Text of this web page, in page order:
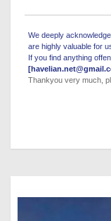
We deeply
are highly valuable for
If you find anything
Thankyou very much,